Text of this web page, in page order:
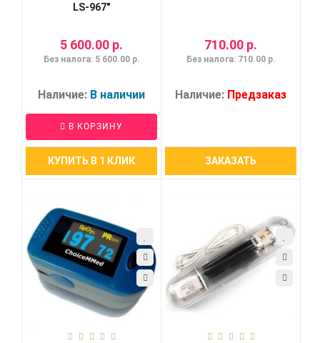
LS-967"
5 600.00 р.
Без налога: 5 600.00 р.
Наличие: В наличии
В КОРЗИНУ
КУПИТЬ В 1 КЛИК
710.00 р.
Без налога: 710.00 р.
Наличие: Предзаказ
ЗАКАЗАТЬ